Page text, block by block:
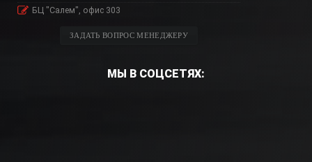
БЦ "Салем", офис 303
ЗАДАТЬ ВОПРОС МЕНЕДЖЕРУ
МЫ В СОЦСЕТЯХ: